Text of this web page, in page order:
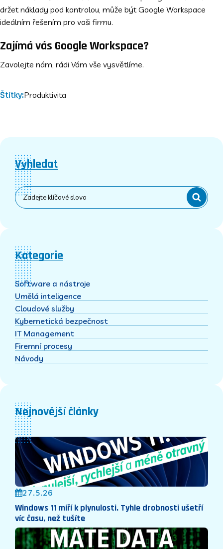
držet náklady pod kontrolou, může být Google Workspace
ideálním řešením pro vaši firmu.
Zajímá vás Google Workspace?
Zavolejte nám, rádi Vám vše vysvětlíme.
Štítky:Produktivita
Vyhledat
Kategorie
Software a nástroje
Umělá inteligence
Cloudové služby
Kybernetická bezpečnost
IT Management
Firemní procesy
Návody
Nejnovější články
27.5.26
Windows 11 míří k plynulosti. Tyhle drobnosti ušetří
víc času, než tušíte